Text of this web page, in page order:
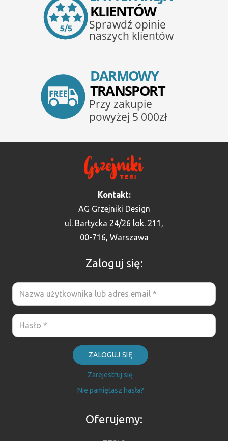
Kontakt:
AG Grzejniki Design
ul. Bartycka 24/26 lok. 211,
00-716, Warszawa
Zaloguj się:
ZALOGUJ SIĘ
Zarejestruj się
Nie pamiętasz hasła?
Oferujemy: